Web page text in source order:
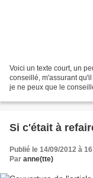
Voici un texte court, un
conseillé, m'assurant
je ne peux que le
Si c'était à
Publié le 14/09/2012 à
Par anne(tte)